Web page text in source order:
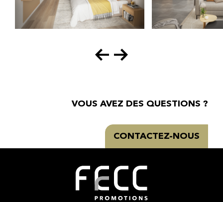
VOUS AVEZ DES QUESTIONS ?
CONTACTEZ-NOUS